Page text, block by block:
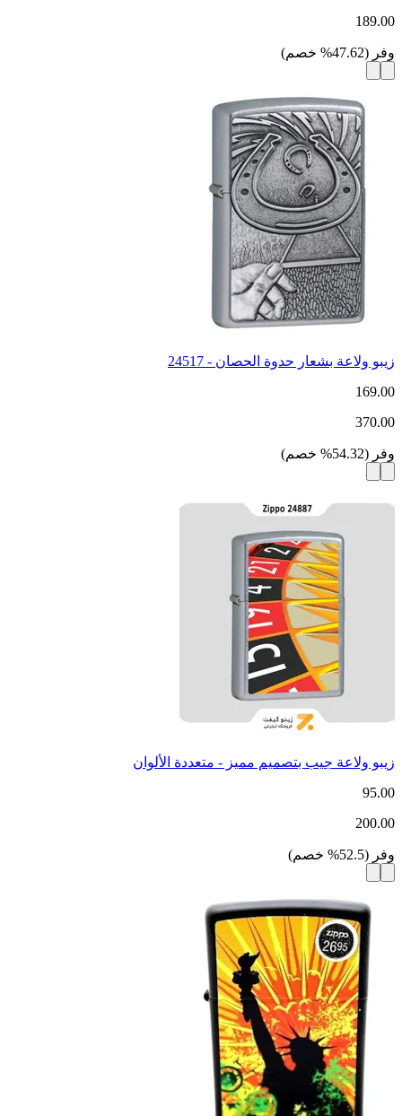
189.00
وفر (
47.62
% خصم)
زيبو ولاعة بشعار حدوة الحصان - 24517
169.00
370.00
وفر (
54.32
% خصم)
زيبو ولاعة جيب بتصميم مميز - متعددة الألوان
95.00
200.00
وفر (
52.5
% خصم)